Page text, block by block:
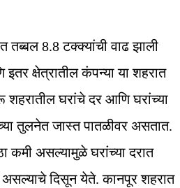
तब्बल 8.8 टक्क्यांची वाढ झाली
क्षेत्रातील कंपन्या या शहरात
घरांचे दर आणि घरांच्या
तुलनेत जास्त पातळीवर असतात.
कमी असल्यामुळे घरांच्या दरात
असल्याचे दिसून येते. कानपूर शहरात